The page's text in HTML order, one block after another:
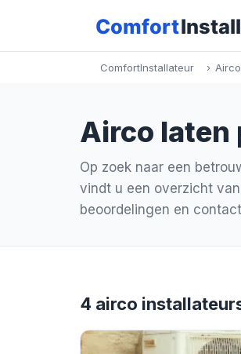
ComfortInstallateur ›
Airco laten
Op zoek naar een
vindt u een overzicht
beoordelingen en
4 airco